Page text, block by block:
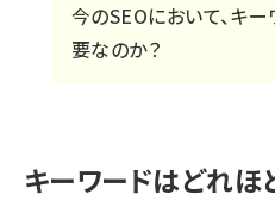
今のSEOにおいて、キ
要なのか？
キーワードはどれほ